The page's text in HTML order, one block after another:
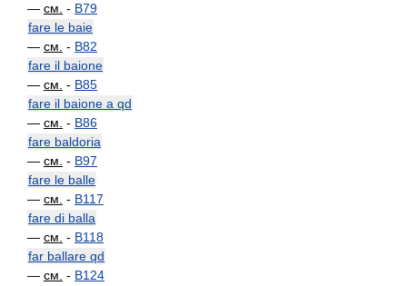
— см. - B79
fare le baie
— см. - B82
fare il baione
— см. - B85
fare il baione a qd
— см. - B86
fare baldoria
— см. - B97
fare le balle
— см. - B117
fare di balla
— см. - B118
far ballare qd
— см. - B124